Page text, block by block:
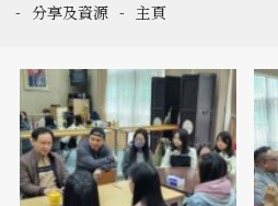
- 分享及資源 - 主頁